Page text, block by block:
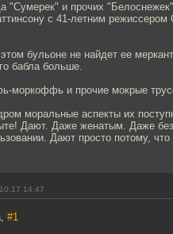
"Сумерек" и прочих
с 41-летним
бульоне не найдет ее
бабла больше.
моркоффь и прочие мокрые
моральные аспекты их
Дают. Даже женатым. Даже
Дают просто потому,
14:47
#1